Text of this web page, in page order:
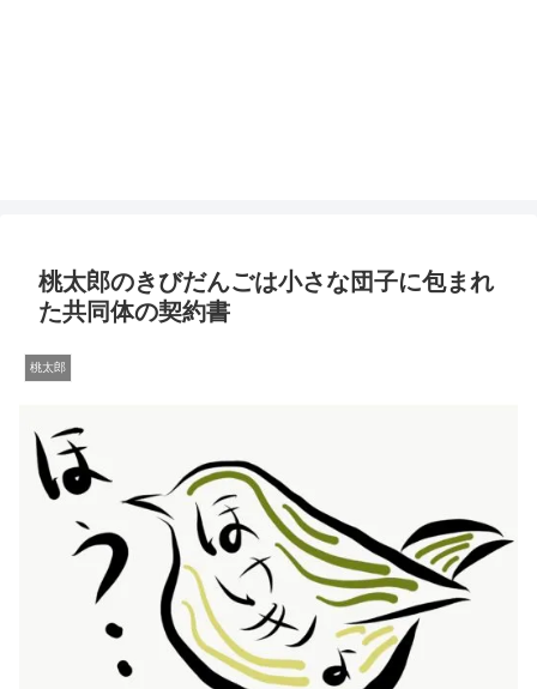
桃太郎のきびだんごは小さな団子に包まれ
た共同体の契約書
桃太郎